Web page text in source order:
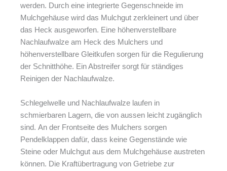
werden. Durch eine integrierte Gegenschneide im
Mulchgehäuse wird das Mulchgut zerkleinert und über
das Heck ausgeworfen. Eine höhenverstellbare
Nachlaufwalze am Heck des Mulchers und
höhenverstellbare Gleitkufen sorgen für die Regulierung
der Schnitthöhe. Ein Abstreifer sorgt für ständiges
Reinigen der Nachlaufwalze.
Schlegelwelle und Nachlaufwalze laufen in
schmierbaren Lagern, die von aussen leicht zugänglich
sind. An der Frontseite des Mulchers sorgen
Pendelklappen dafür, dass keine Gegenstände wie
Steine oder Mulchgut aus dem Mulchgehäuse austreten
können. Die Kraftübertragung von Getriebe zur